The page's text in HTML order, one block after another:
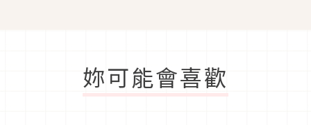
妳可能會喜歡